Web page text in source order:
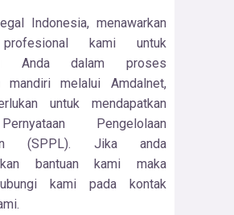
Indonesia, menawarkan
kami untuk
Anda dalam proses
mandiri melalui Amdalnet,
untuk mendapatkan
Pengelolaan
(SPPL). Jika anda
bantuan kami maka
kami pada kontak